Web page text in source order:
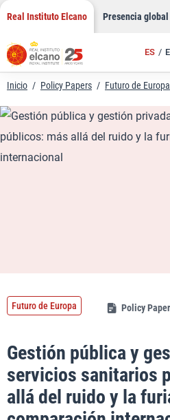
Saltar
contenido
Real Instituto Elcano Presencia global
ES
Inicio / Policy Papers / Futuro de Europa
Gestión pública y
servicios sanitarios
allá del ruido y la
Futuro de Europa Policy Paper